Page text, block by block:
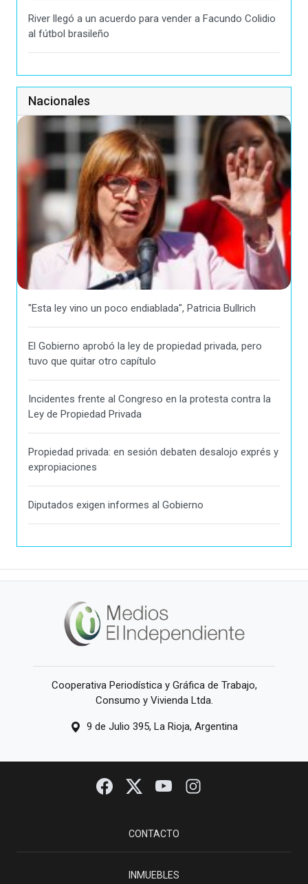
River llegó a un acuerdo para vender a Facundo Colidio
al fútbol brasileño
Nacionales
"Esta ley vino un poco endiablada", Patricia Bullrich
El Gobierno aprobó la ley de propiedad privada, pero
tuvo que quitar otro capítulo
Incidentes frente al Congreso en la protesta contra la
Ley de Propiedad Privada
Propiedad privada: en sesión debaten desalojo exprés y
expropiaciones
Diputados exigen informes al Gobierno
Cooperativa Periodística y Gráfica de Trabajo,
Consumo y Vivienda Ltda.
9 de Julio 395, La Rioja, Argentina
CONTACTO
INMUEBLES